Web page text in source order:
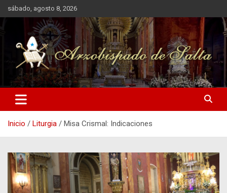
Saltar
al
contenido
sábado, agosto 8, 2026
Arzobispado de Salta
Arzobispado de Salta
Inicio Liturgia Misa Crismal: Indicaciones